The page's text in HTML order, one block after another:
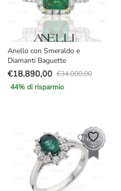
Anello con Smeraldo e
Diamanti Baguette
€34.000,00
Il
prezzo
€34.000,00.
€18.890,00
Il
prezzo
€18.890,00.
44% di risparmio